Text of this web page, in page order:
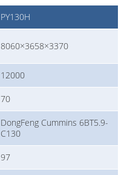
PY130H
8060×3658×3370
12000
70
DongFeng Cummins 6BT5.9-
C130
97